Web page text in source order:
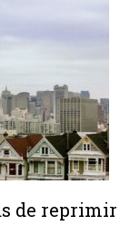
de reprimir